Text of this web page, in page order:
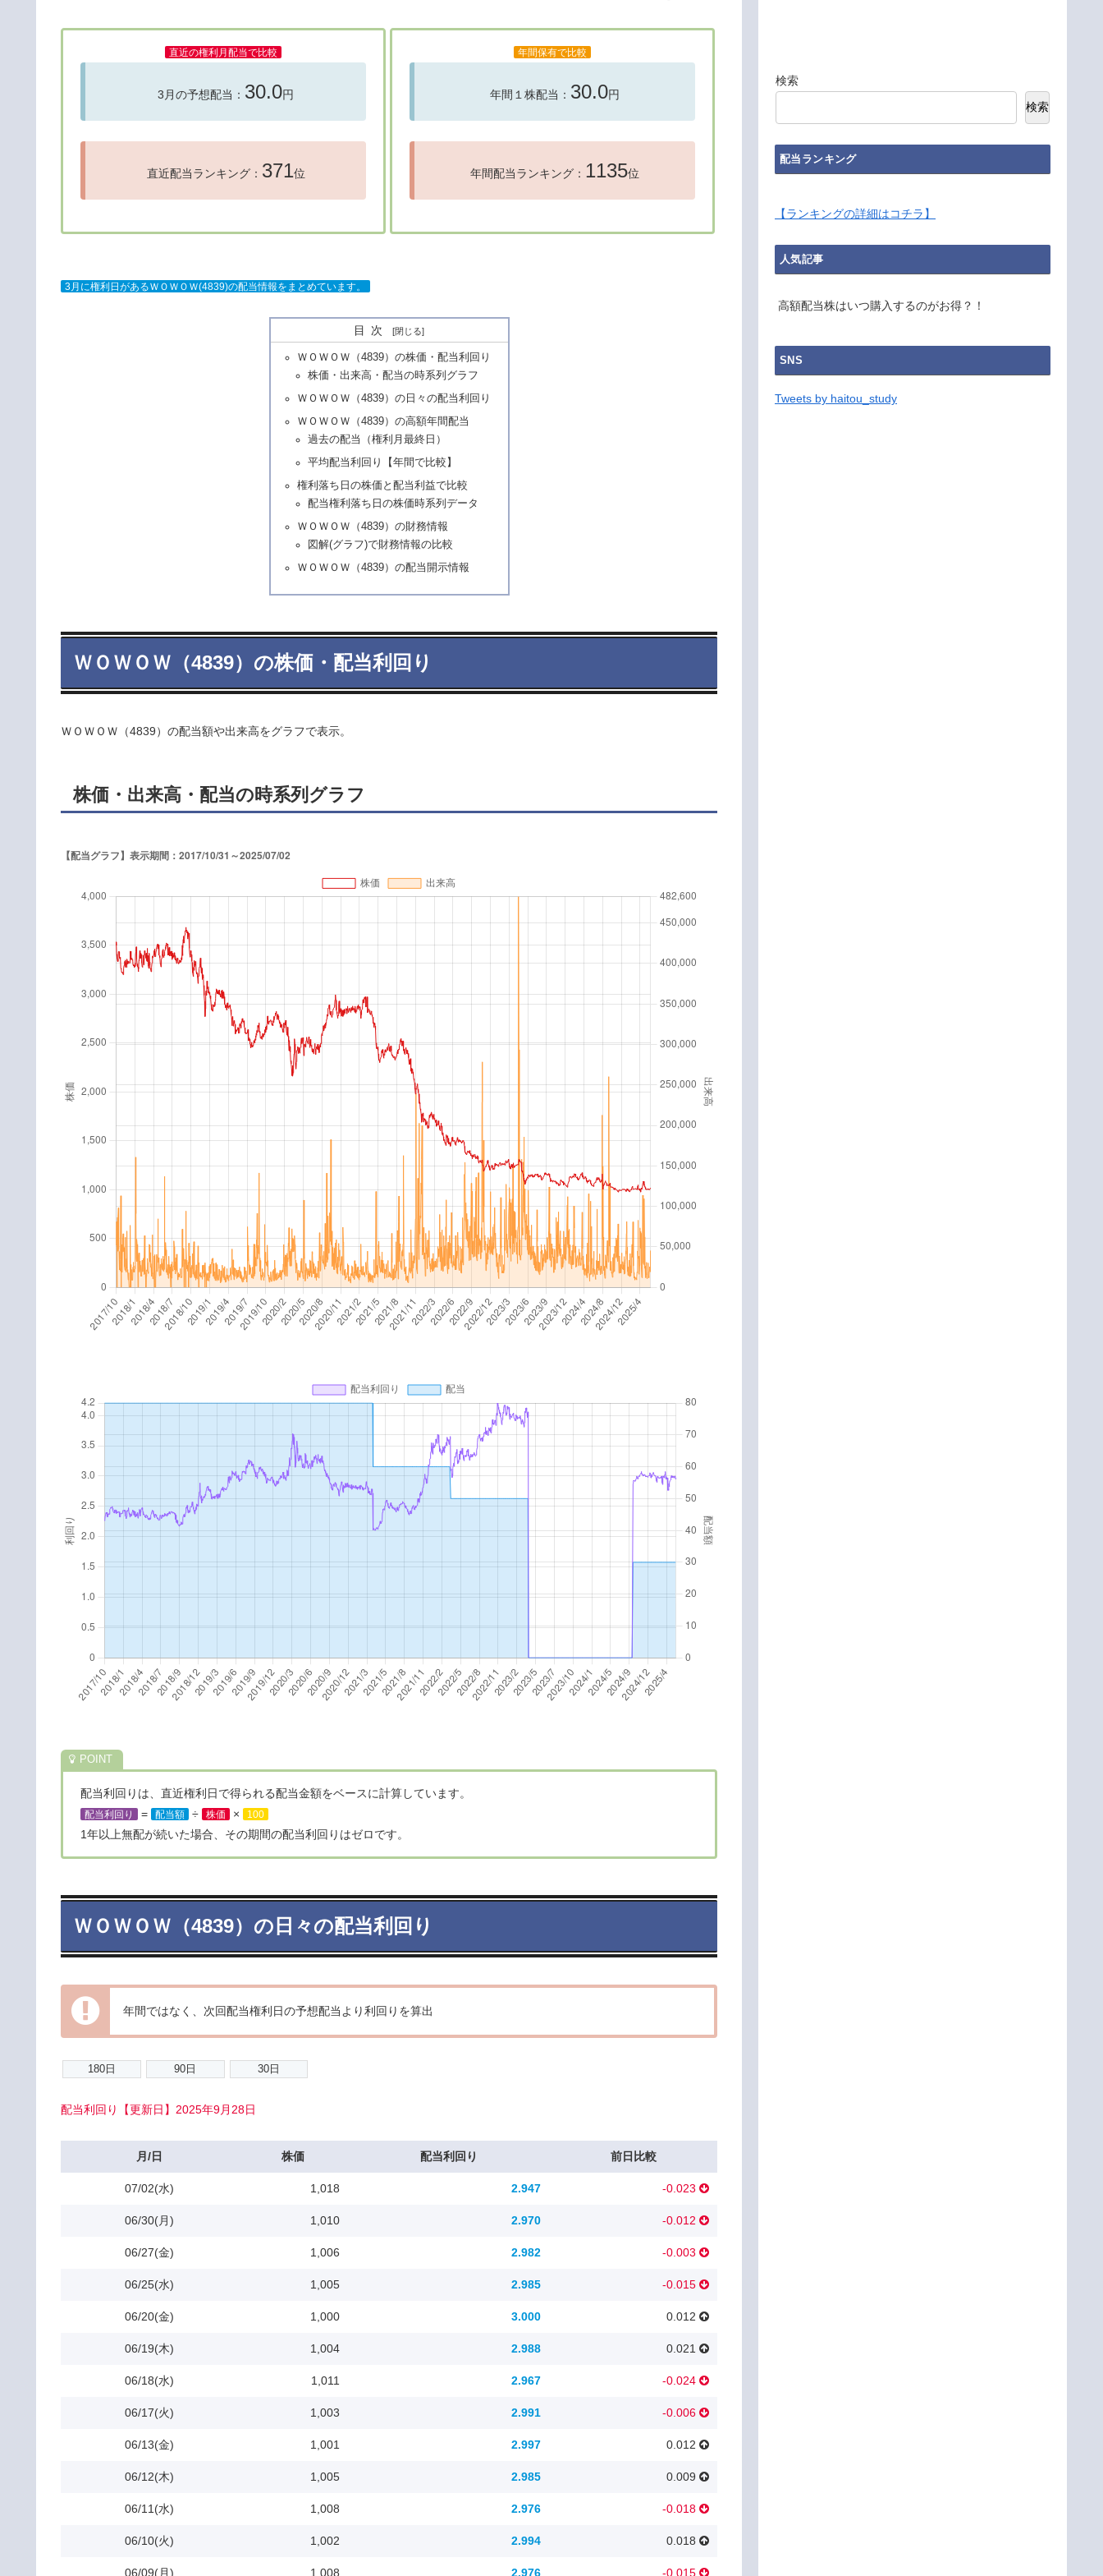
直近の権利月配当で比較
3月の予想配当： 30.0円
直近配当ランキング： 371位
年間保有で比較
年間１株配当： 30.0円
年間配当ランキング： 1135位
3月に権利日があるＷＯＷＯＷ(4839)の配当情報をまとめています。
目次
ＷＯＷＯＷ（4839）の株価・配当利回り
株価・出来高・配当の時系列グラフ
ＷＯＷＯＷ（4839）の日々の配当利回り
ＷＯＷＯＷ（4839）の高額年間配当
過去の配当（権利月最終日）
平均配当利回り【年間で比較】
権利落ち日の株価と配当利益で比較
配当権利落ち日の株価時系列データ
ＷＯＷＯＷ（4839）の財務情報
図解(グラフ)で財務情報の比較
ＷＯＷＯＷ（4839）の配当開示情報
ＷＯＷＯＷ（4839）の株価・配当利回り
ＷＯＷＯＷ（4839）の配当額や出来高をグラフで表示。
株価・出来高・配当の時系列グラフ
配当利回りは、直近権利日で得られる配当金額をベースに計算しています。
配当利回り = 配当額 ÷ 株価 × 100
1年以上無配が続いた場合、その期間の配当利回りはゼロです。
ＷＯＷＯＷ（4839）の日々の配当利回り
年間ではなく、次回配当権利日の予想配当より利回りを算出
配当利回り【更新日】2025年9月28日
月/日 株価 配当利回り 前日比較
07/02(水) 1,018 2.947 -0.023
06/30(月) 1,010 2.970 -0.012
06/27(金) 1,006 2.982 -0.003
06/25(水) 1,005 2.985 -0.015
06/20(金) 1,000 3.000 0.012
06/19(木) 1,004 2.988 0.021
06/18(水) 1,011 2.967 -0.024
06/17(火) 1,003 2.991 -0.006
06/13(金) 1,001 2.997 0.012
06/12(木) 1,005 2.985 0.009
06/11(水) 1,008 2.976 -0.018
06/10(火) 1,002 2.994 0.018
06/09(月) 1,008 2.976 -0.015
検索
検索
配当ランキング
【ランキングの詳細はコチラ】
人気記事
高額配当株はいつ購入するのがお得？！
SNS
Tweets by haitou_study